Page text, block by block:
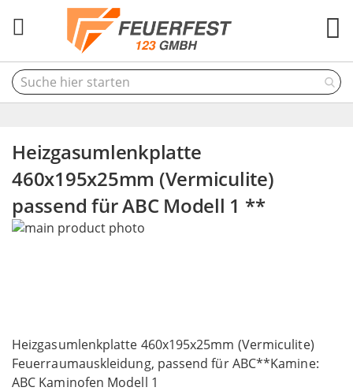
Heizgasumlenkplatte
460x195x25mm (Vermiculite)
passend für ABC Modell 1 **
Heizgasumlenkplatte 460x195x25mm (Vermiculite)
Feuerraumauskleidung, passend für ABC**Kamine:
ABC Kaminofen Modell 1
Skip
gallery
to
the
beginning